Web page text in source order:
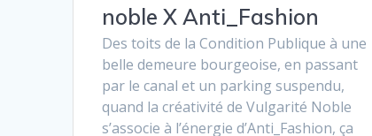
noble X Anti_Fashion
Des toits de la Condition Publique à une
belle demeure bourgeoise, en passant
par le canal et un parking suspendu,
quand la créativité de Vulgarité Noble
s’associe à l’énergie d’Anti_Fashion, ça